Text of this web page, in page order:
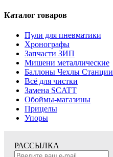
Каталог товаров
Пули для пневматики
Хронографы
Запчасти ЗИП
Мишени металлические
Баллоны Чехлы Станции
Всё для чистки
Замена SCATT
Обоймы-магазины
Прицелы
Упоры
РАССЫЛКА